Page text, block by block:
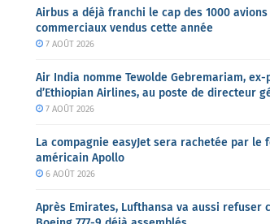
Airbus a déjà franchi le cap des 1000 avions
commerciaux vendus cette année
7 AOÛT 2026
Air India nomme Tewolde Gebremariam,
d’Ethiopian Airlines, au poste de directeur
7 AOÛT 2026
La compagnie easyJet sera rachetée par le
américain Apollo
6 AOÛT 2026
Après Emirates, Lufthansa va aussi refuser